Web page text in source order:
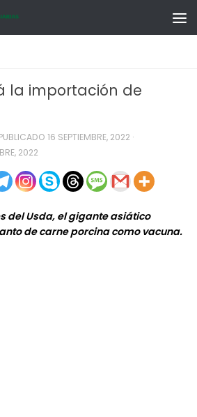
la importación de
16 SEPTIEMBRE, 2022 ·
2022
del Usda, el gigante asiático
de carne porcina como vacuna.